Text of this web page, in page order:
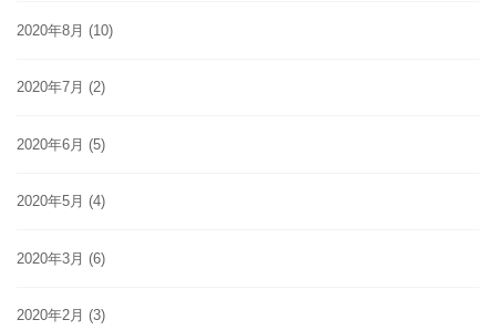
2020年8月 (10)
2020年7月 (2)
2020年6月 (5)
2020年5月 (4)
2020年3月 (6)
2020年2月 (3)